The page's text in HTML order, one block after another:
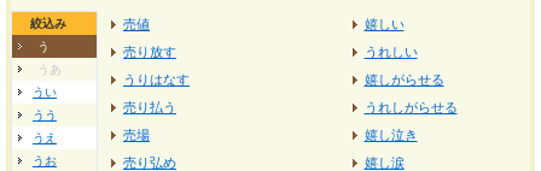
絞込み
う
うあ
うい
うう
うえ
うお
売値
売り放す
うりはなす
売り払う
売場
売り弘め
嬉しい
うれしい
嬉しがらせる
うれしがらせる
嬉し泣き
嬉し涙